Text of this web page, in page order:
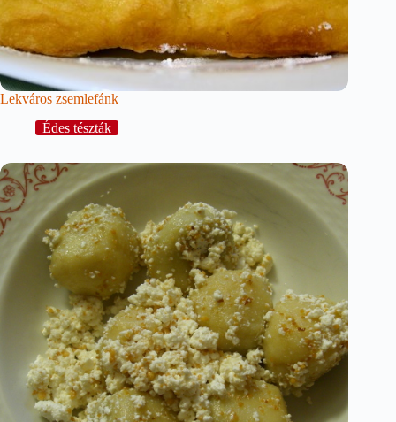
Lekváros zsemlefánk
Édes tészták